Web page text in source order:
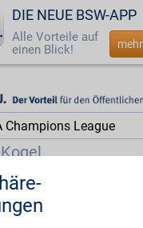
DIE NEUE BSW-APP
Alle Vorteile auf
einen Blick!
Mitglied werden
- 279 25 82
Startseite
Mit dem